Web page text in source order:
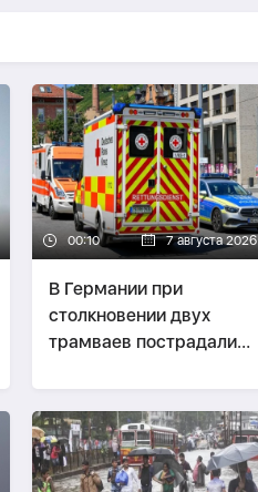
00:10 7 августа 2026
В Германии при
столкновении двух
трамваев пострадали